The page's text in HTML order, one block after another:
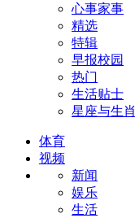
心事家事
精选
特辑
早报校园
热门
生活贴士
星座与生肖
体育
视频
新闻
娱乐
生活